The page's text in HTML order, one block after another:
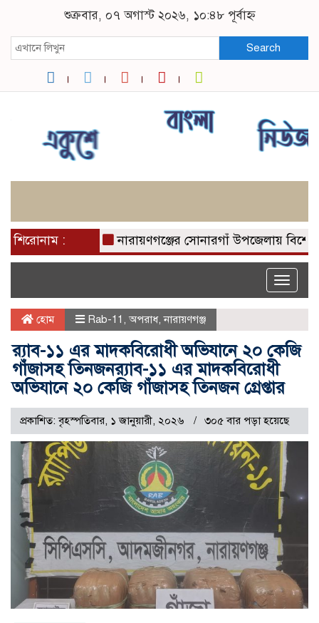
শুক্রবার, ০৭ অগাস্ট ২০২৬, ১০:৪৮ পূর্বাহ্ন
Search
শিরোনাম : নারায়ণগঞ্জের সোনারগাঁ উপজেলায় বিশেষ
Toggle
হোম Rab-11 , অপরাধ,নারায়ণগঞ্জ
র‍্যাব-১১ এর মাদকবিরোধী অভিযানে ২০ কেজি
গাঁজাসহ তিনজনর‍্যাব-১১ এর মাদকবিরোধী
অভিযানে ২০ কেজি গাঁজাসহ তিনজন গ্রেপ্তার
প্রকাশিত: বৃহস্পতিবার, ১ জানুয়ারী, ২০২৬ ৩০৫ বার পড়া হয়েছে